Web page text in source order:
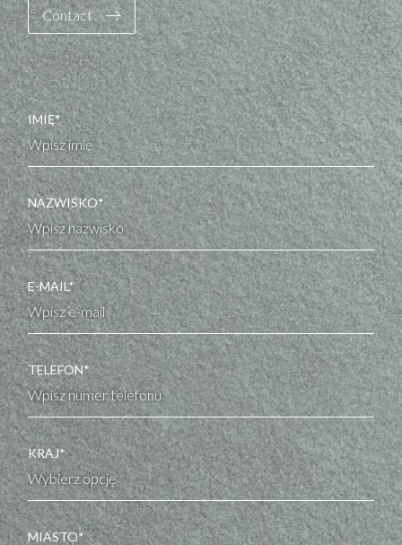
Contact
IMIĘ*
NAZWISKO*
E-MAIL*
TELEFON*
KRAJ*
MIASTO*